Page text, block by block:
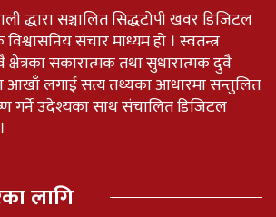
द्धारा सञ्चालित सिद्धटोपी खवर डिजिटल
संचार माध्यम हो । स्वतन्त्र
क्षेत्रका सकारात्मक तथा सुधारात्मक दुवै
आखाँ लगाई सत्य तथ्यका आधारमा सन्तुलित
गर्ने उदेश्यका साथ संचालित डिजिटल
लागि